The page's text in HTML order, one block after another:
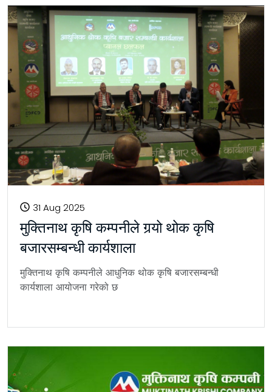
31 Aug 2025
मुक्तिनाथ कृषि कम्पनीले गर्‍यो थोक कृषि
बजारसम्बन्धी कार्यशाला
मुक्तिनाथ कृषि कम्पनीले आधुनिक थोक कृषि बजारसम्बन्धी
कार्यशाला आयोजना गरेको छ